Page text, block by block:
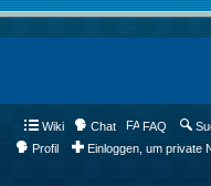
Wiki Chat FAQ
Profil
Einloggen, um private